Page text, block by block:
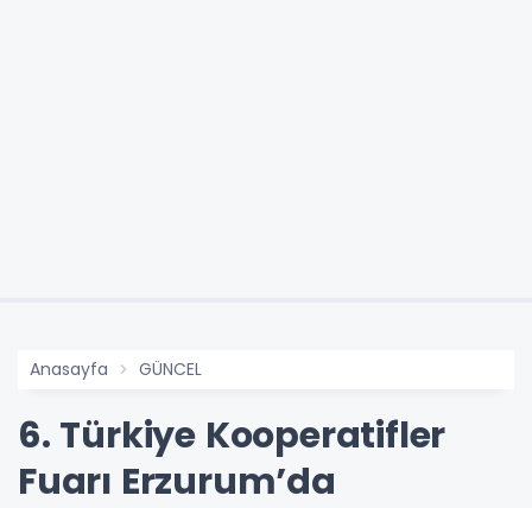
Anasayfa GÜNCEL
6. Türkiye Kooperatifler
Fuarı Erzurum’da